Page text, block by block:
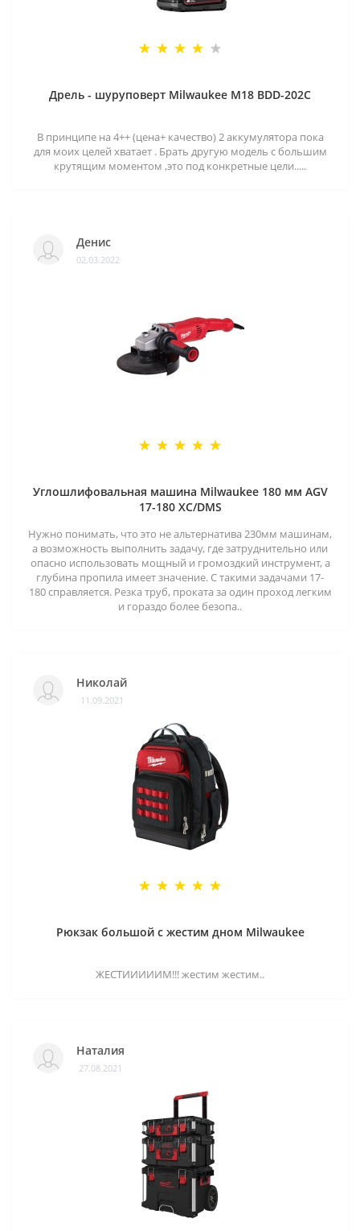
Дрель - шуруповерт Milwaukee M18 BDD-202C
В принципе на 4++ (цена+ качество) 2 аккумулятора пока
для моих целей хватает . Брать другую модель с большим
крутящим моментом ,это под конкретные цели.....
Денис
02.03.2022
Углошлифовальная машина Milwaukee 180 мм AGV
17-180 XC/DMS
Нужно понимать, что это не альтернатива 230мм машинам,
а возможность выполнить задачу, где затруднительно или
опасно использовать мощный и громоздкий инструмент, а
глубина пропила имеет значение. С такими задачами 17-
180 справляется. Резка труб, проката за один проход легким
и гораздо более безопа..
Николай
11.09.2021
Рюкзак большой с жестим дном Milwaukee
ЖЕСТИИИИИМ!!! жестим жестим..
Наталия
27.08.2021